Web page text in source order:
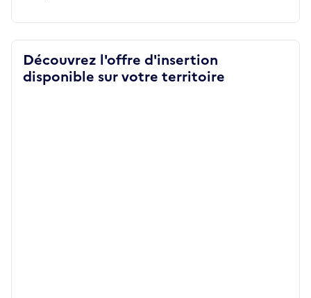
Découvrez l'offre d'insertion
disponible sur votre territoire